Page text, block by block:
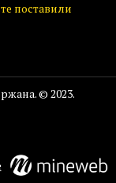
поставили
© 2023.